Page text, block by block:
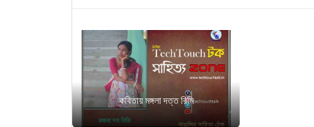
কবিতায় মঙ্গলা দত্ত রিমি